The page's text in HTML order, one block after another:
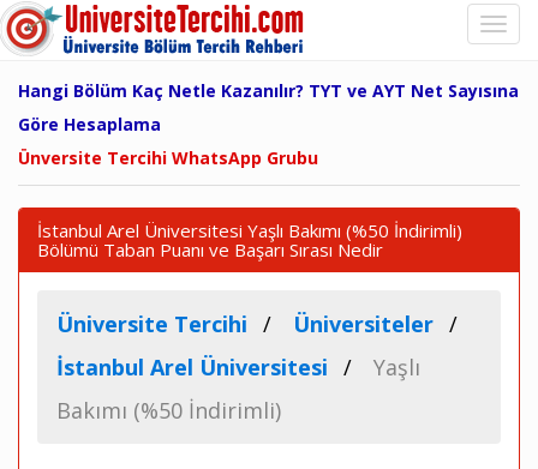
Hangi Bölüm Kaç Netle Kazanılır? TYT ve AYT Net Sayısına
Göre Hesaplama
Ünversite Tercihi WhatsApp Grubu
İstanbul Arel Üniversitesi Yaşlı Bakımı (%50 İndirimli)
Bölümü Taban Puanı ve Başarı Sırası Nedir
Üniversite Tercihi
Üniversiteler
İstanbul Arel Üniversitesi
Yaşlı
Bakımı (%50 İndirimli)